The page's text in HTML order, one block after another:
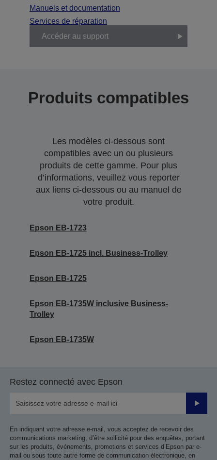
Manuels et documentation
Services de réparation
Accéder au support
Produits compatibles
Les modèles ci-dessous sont
compatibles avec un ou plusieurs
produits de cette gamme. Pour plus
d’informations, veuillez vous reporter
aux liens ci-dessous ou au manuel de
votre produit.
Epson EB-1723
Epson EB-1725 incl. Business-Trolley
Epson EB-1725
Epson EB-1735W inclusive Business-
Trolley
Epson EB-1735W
Restez connecté avec Epson
Valider
En indiquant votre adresse e-mail, vous acceptez de recevoir des
communications marketing, d’être sollicité pour des enquêtes, portant
sur les produits, événements, promotions et services d’Epson par e-
mail ou sous toute autre forme de communication électronique, en